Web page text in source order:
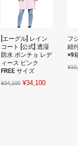
[エーグル] レイン
コート [公式] 透湿
防水 ポンチョ レデ
ィース ピンク
FREE サイズ
¥34,100 Original
¥34,100Current
フ
紐
×9
¥